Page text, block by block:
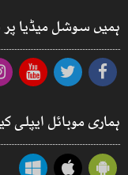
ہمیں سوشل میڈیا پر
ہماری موبائل ایپلی